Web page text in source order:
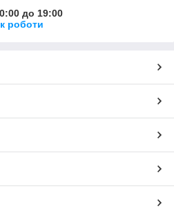
до 19:00
роботи